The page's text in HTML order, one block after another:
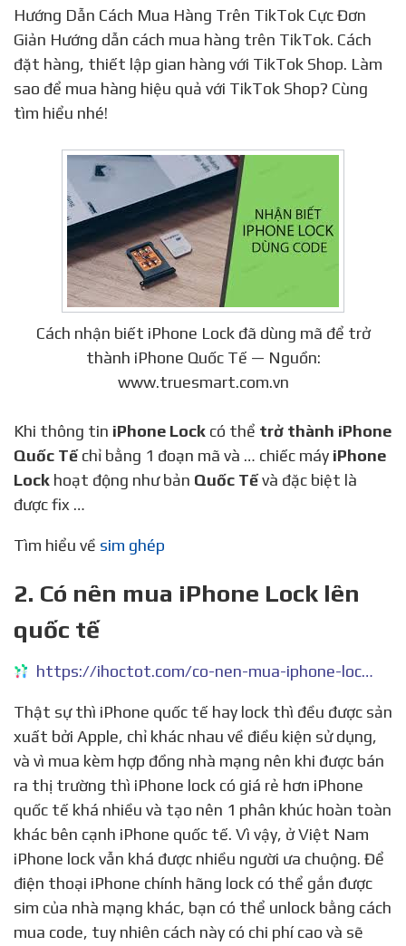
Hướng Dẫn Cách Mua Hàng Trên TikTok Cực Đơn
Giản Hướng dẫn cách mua hàng trên TikTok. Cách
đặt hàng, thiết lập gian hàng với TikTok Shop. Làm
sao để mua hàng hiệu quả với TikTok Shop? Cùng
tìm hiểu nhé!
Cách nhận biết iPhone Lock đã dùng mã để trở
thành iPhone Quốc Tế — Nguồn:
www.truesmart.com.vn
Khi thông tin iPhone Lock có thể trở thành iPhone
Quốc Tếchỉ bằng 1 đoạn mã và … chiếc máy iPhone
Lock hoạt động như bản Quốc Tếvà đặc biệt là
được fix …
Tìm hiểu về sim ghép
2. Có nên mua iPhone Lock lên
quốc tế
https://ihoctot.com/co-nen-mua-iphone-lock-len-quoc-te
Thật sự thì iPhone quốc tế hay lock thì đều được sản
xuất bởi Apple, chỉ khác nhau về điều kiện sử dụng,
và vì mua kèm hợp đồng nhà mạng nên khi được bán
ra thị trường thì iPhone lock có giá rẻ hơn iPhone
quốc tế khá nhiều và tạo nên 1 phân khúc hoàn toàn
khác bên cạnh iPhone quốc tế. Vì vậy, ở Việt Nam
iPhone lock vẫn khá được nhiều người ưa chuộng. Để
điện thoại iPhone chính hãng lock có thể gắn được
sim của nhà mạng khác, bạn có thể unlock bằng cách
mua code, tuy nhiên cách này có chi phí cao và sẽ